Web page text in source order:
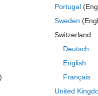
For run time 20ms i
Please help me in this
Portugal
Sweden
Switzerland
Deutsch
English
Français
United